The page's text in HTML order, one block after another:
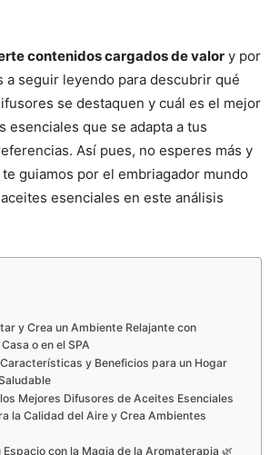
contenidos cargados de valor y por
a seguir leyendo para descubrir qué
se destaquen y cuál es el mejor
esenciales que se adapta a tus
Así pues, no esperes más y
guiamos por el embriagador mundo
esenciales en este análisis
y Crea un Ambiente Relajante con
o en el SPA
y Beneficios para un Hogar
Mejores Difusores de Aceites Esenciales
la Calidad del Aire y Crea Ambientes
Espacio con la Magia de la Aromaterapia 🌿